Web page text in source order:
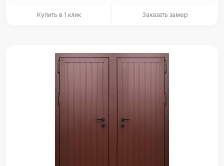
Купить в 1 клик Заказать замер